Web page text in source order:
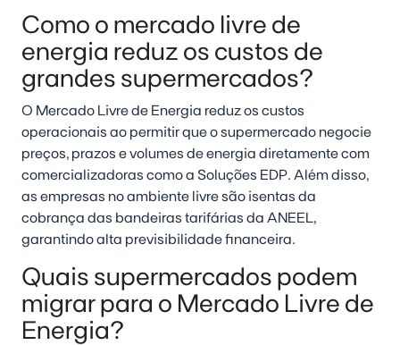
Como o mercado livre de
energia reduz os custos de
grandes supermercados?
O Mercado Livre de Energia reduz os custos
operacionais ao permitir que o supermercado negocie
preços, prazos e volumes de energia diretamente com
comercializadoras como a Soluções EDP. Além disso,
as empresas no ambiente livre são isentas da
cobrança das bandeiras tarifárias da ANEEL,
garantindo alta previsibilidade financeira.
Quais supermercados podem
migrar para o Mercado Livre de
Energia?